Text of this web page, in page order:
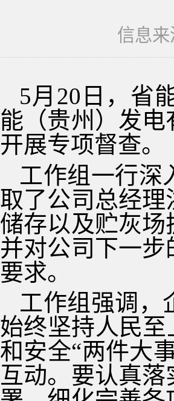
信息
5月 20 日，省
能（贵州）发
开展专项督查。
工作组一行深
取了公司总经
储存以及贮灰
并对公司下一
要求。
工作组 强调，
始终坚持人民
和安全“两件大
互动。要认真